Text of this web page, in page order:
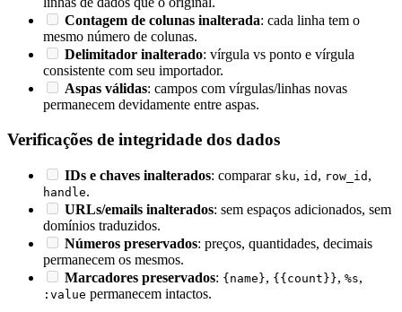
Contagem de colunas inalterada: cada linha tem o
mesmo número de colunas.
Delimitador inalterado: vírgula vs ponto e vírgula
consistente com seu importador.
Aspas válidas: campos com vírgulas/linhas novas
permanecem devidamente entre aspas.
Verificações de integridade dos dados
IDs e chaves inalterados: comparar sku, id , row_id ,
handle.
URLs/emails inalterados: sem espaços adicionados, sem
domínios traduzidos.
Números preservados: preços, quantidades, decimais
permanecem os mesmos.
Marcadores preservados: {name}, {{count}}, %s,
:value permanecem intactos.